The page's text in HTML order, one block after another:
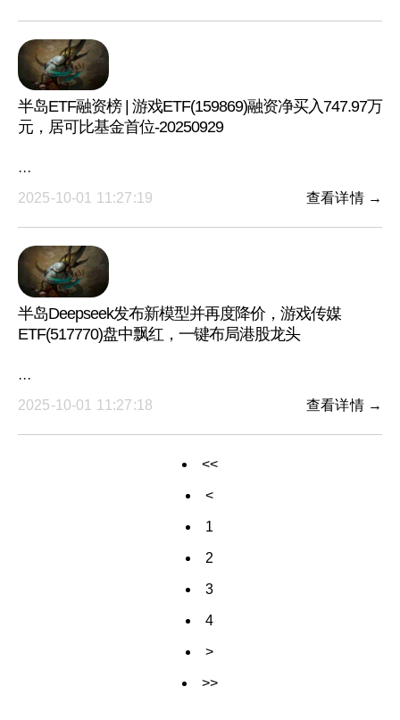
半岛ETF融资榜 | 游戏ETF(159869)融资净买入747.97万
元，居可比基金首位-20250929
···
2025-10-01 11:27:19
查看详情 →
半岛Deepseek发布新模型并再度降价，游戏传媒
ETF(517770)盘中飘红，一键布局港股龙头
···
2025-10-01 11:27:18
查看详情 →
<<
<
1
2
3
4
>
>>